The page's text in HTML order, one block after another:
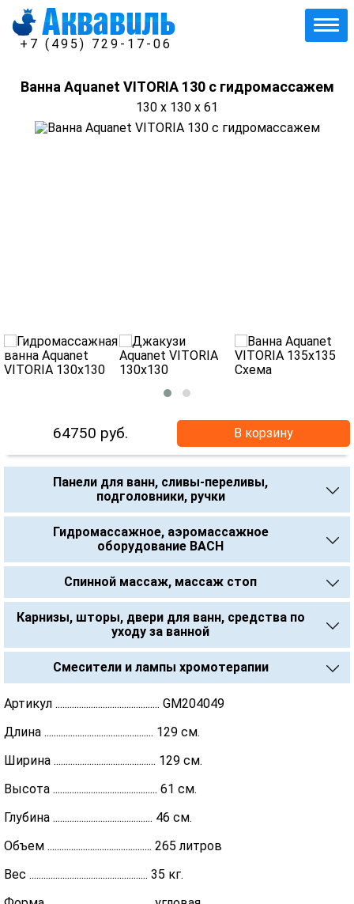
+7 (495) 729-17-06
Ванна Aquanet VITORIA 130 с гидромассажем
130 x 130 x 61
64750 руб. В корзину
Панели для ванн, сливы-переливы,
подголовники, ручки
Гидромассажное, аэромассажное
оборудование BACH
Спинной массаж, массаж стоп
Карнизы, шторы, двери для ванн, средства по
уходу за ванной
Смесители и лампы хромотерапии
Артикул ............................................ GM204049
Длина .............................................. 129 см.
Ширина ........................................... 129 см.
Высота ............................................ 61 см.
Глубина .......................................... 46 см.
Объем ............................................ 265 литров
Вес .................................................. 35 кг.